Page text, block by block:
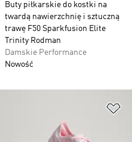
Buty piłkarskie do kostki na
twardą nawierzchnię i sztuczną
trawę F50 Sparkfusion Elite
Trinity Rodman
Damskie Performance
Nowość